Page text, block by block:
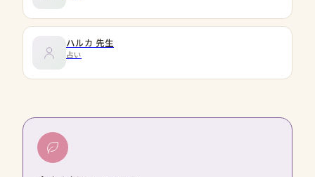
ハルカ 先生
占い